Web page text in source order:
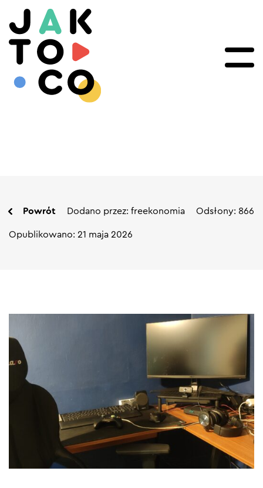
Powrót Dodano przez: freekonomia Odsłony: 866
Opublikowano: 21 maja 2026